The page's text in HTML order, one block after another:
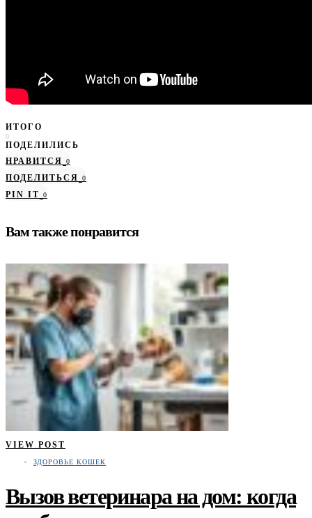
ИТОГО
0
ПОДЕЛИЛИСЬ
НРАВИТСЯ
0
ПОДЕЛИТЬСЯ 0
PIN IT 0
Вам также понравится
VIEW POST
ЗДОРОВЬЕ КОШЕК
Вызов ветеринара на дом: когда